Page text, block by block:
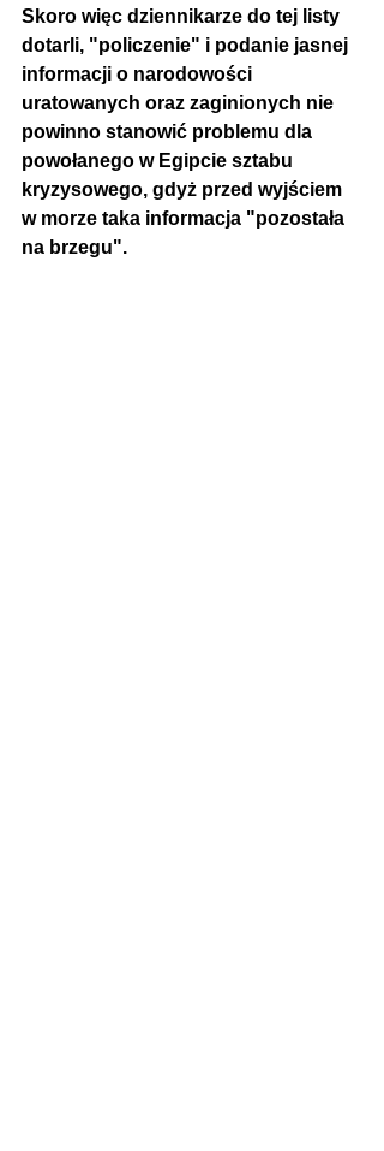
Skoro więc dziennikarze do tej listy
dotarli, "policzenie" i podanie jasnej
informacji o narodowości
uratowanych oraz zaginionych nie
powinno stanowić problemu dla
powołanego w Egipcie sztabu
kryzysowego, gdyż przed wyjściem
w morze taka informacja "pozostała
na brzegu".